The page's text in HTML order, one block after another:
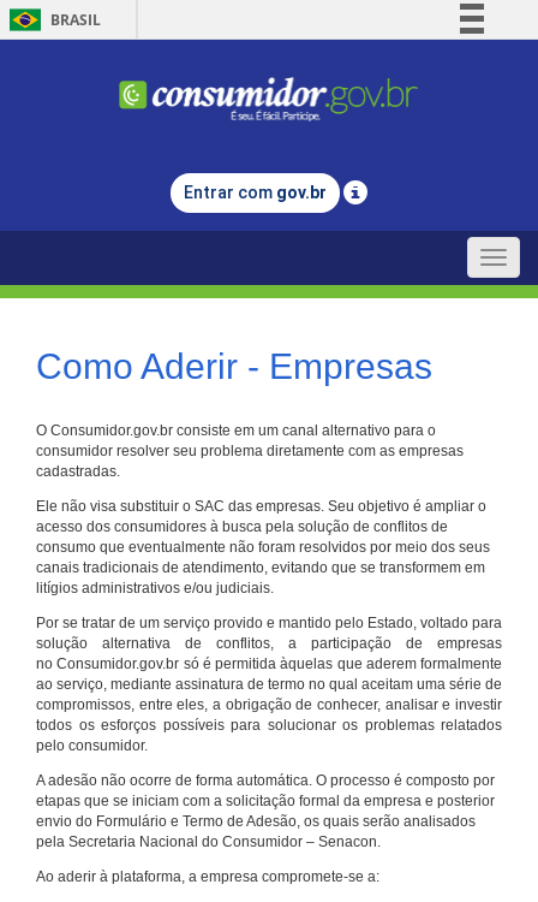
BRASIL
Comunica BR
Legislação
Entrar com gov.br
Toggle
Como Aderir - Empresas
O Consumidor.gov.br consiste em um canal alternativo para o
consumidor resolver seu problema diretamente com as empresas
cadastradas.
Ele não visa substituir o SAC das empresas. Seu objetivo é ampliar o
acesso dos consumidores à busca pela solução de conflitos de
consumo que eventualmente não foram resolvidos por meio dos seus
canais tradicionais de atendimento, evitando que se transformem em
litígios administrativos e/ou judiciais.
Por se tratar de um serviço provido e mantido pelo Estado, voltado para
solução alternativa de conflitos, a participação de empresas
no Consumidor.gov.br só é permitida àquelas que aderem formalmente
ao serviço, mediante assinatura de termo no qual aceitam uma série de
compromissos, entre eles, a obrigação de conhecer, analisar e investir
todos os esforços possíveis para solucionar os problemas relatados
pelo consumidor.
A adesão não ocorre de forma automática. O processo é composto por
etapas que se iniciam com a solicitação formal da empresa e posterior
envio do Formulário e Termo de Adesão, os quais serão analisados
pela Secretaria Nacional do Consumidor – Senacon.
Ao aderir à plataforma, a empresa compromete-se a: